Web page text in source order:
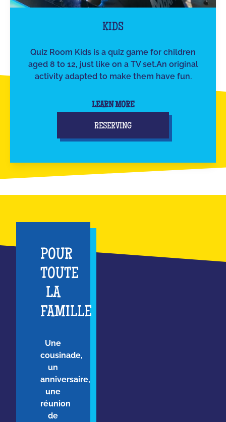
KIDS
Quiz Room Kids is a quiz game for children
aged 8 to 12, just like on a TV set.An original
activity adapted to make them have fun.
LEARN MORE
RESERVING
POUR
TOUTE
LA
FAMILLE
Une
cousinade,
un
anniversaire,
une
réunion
de